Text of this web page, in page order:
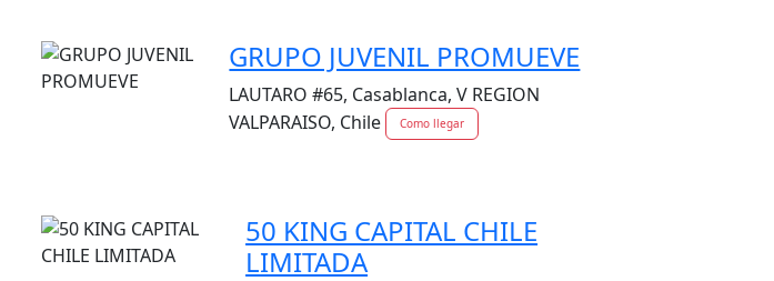
GRUPO JUVENIL PROMUEVE
LAUTARO #65, Casablanca, V REGION
VALPARAISO, Chile
Como llegar
50 KING CAPITAL CHILE
LIMITADA